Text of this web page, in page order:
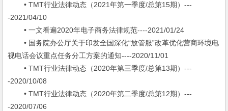
• TMT行业法律动态（2021年第一季度/总第15期）---
-2021/04/10
• 一文看遍2020年电子商务法律规范----2021/01/24
• 国务院办公厅关于印发全国深化“放管服”改革优化营商环境电
视电话会议重点任务分工方案的通知----2020/11/01
• TMT行业法律动态（2020年第三季度/总第13期）---
-2020/10/08
• TMT行业法律动态（2020年第二季度/总第12期）---
-2020/07/06